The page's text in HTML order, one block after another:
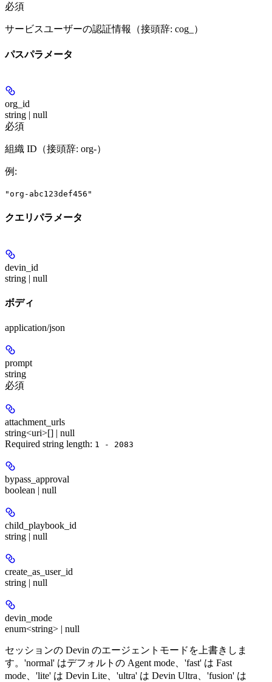
必須
サービスユーザーの認証情報（接頭辞: cog_）
パスパラメータ
org_id
string | null
必須
組織 ID（接頭辞: org-）
例 :
"org-abc123def456"
クエリパラメータ
devin_id
string | null
ボディ
application/json
prompt
string
必須
attachment_urls
string<uri>[] | null
Required string length: 1 - 2083
bypass_approval
boolean | null
child_playbook_id
string | null
create_as_user_id
string | null
devin_mode
enum<string> | null
セッションの Devin のエージェントモードを上書きしま
す。'normal' はデフォルトの Agent mode、'fast' は Fast
mode、'lite' は Devin Lite、'ultra' は Devin Ultra、'fusion' は